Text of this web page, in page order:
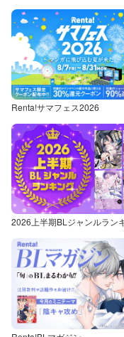
Renta!サマフェス2026
2026上半期BLジャンルラン